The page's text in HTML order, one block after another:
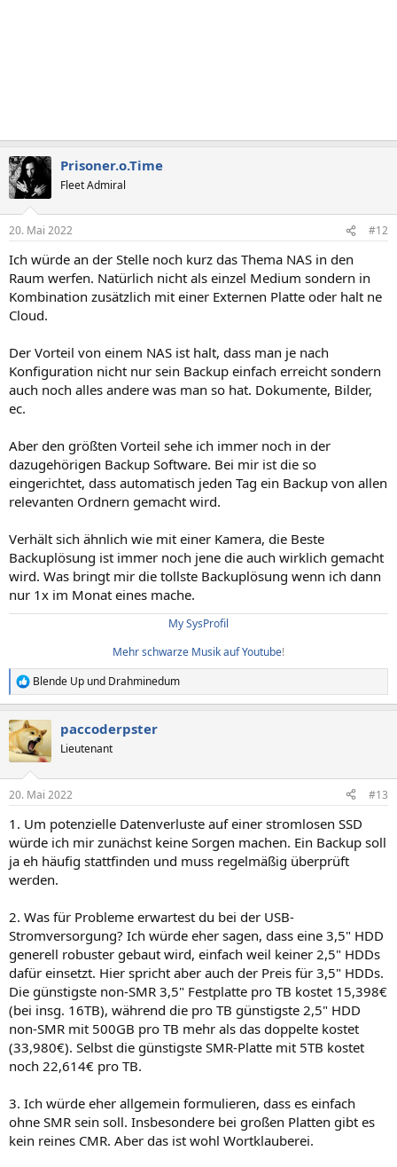
Prisoner.o.Time
Fleet Admiral
20. Mai 2022 #12
Ich würde an der Stelle noch kurz das Thema NAS in den
Raum werfen. Natürlich nicht als einzel Medium sondern in
Kombination zusätzlich mit einer Externen Platte oder halt ne
Cloud.
Der Vorteil von einem NAS ist halt, dass man je nach
Konfiguration nicht nur sein Backup einfach erreicht sondern
auch noch alles andere was man so hat. Dokumente, Bilder,
ec.
Aber den größten Vorteil sehe ich immer noch in der
dazugehörigen Backup Software. Bei mir ist die so
eingerichtet, dass automatisch jeden Tag ein Backup von allen
relevanten Ordnern gemacht wird.
Verhält sich ähnlich wie mit einer Kamera, die Beste
Backuplösung ist immer noch jene die auch wirklich gemacht
wird. Was bringt mir die tollste Backuplösung wenn ich dann
nur 1x im Monat eines mache.
My SysProfil
Mehr schwarze Musik auf Youtube!​
R
e
k
t
i
e
Blende Up und Drahminedum
paccoderpster
Lieutenant
20. Mai 2022 #13
1. Um potenzielle Datenverluste auf einer stromlosen SSD
würde ich mir zunächst keine Sorgen machen. Ein Backup soll
ja eh häufig stattfinden und muss regelmäßig überprüft
werden.
2. Was für Probleme erwartest du bei der USB-
Stromversorgung? Ich würde eher sagen, dass eine 3,5" HDD
generell robuster gebaut wird, einfach weil keiner 2,5" HDDs
dafür einsetzt. Hier spricht aber auch der Preis für 3,5" HDDs.
Die günstigste non-SMR 3,5" Festplatte pro TB kostet 15,398€
(bei insg. 16TB), während die pro TB günstigste 2,5" HDD
non-SMR mit 500GB pro TB mehr als das doppelte kostet
(33,980€). Selbst die günstigste SMR-Platte mit 5TB kostet
noch 22,614€ pro TB.
3. Ich würde eher allgemein formulieren, dass es einfach
ohne SMR sein soll. Insbesondere bei großen Platten gibt es
kein reines CMR. Aber das ist wohl Wortklauberei.